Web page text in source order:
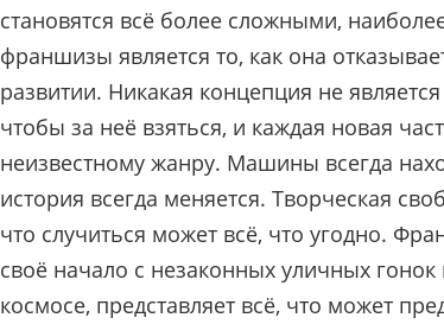
становятся всё более сложными,
франшизы является то, как она
развитии. Никакая концепция не
чтобы за неё взяться, и каждая новая
неизвестному жанру. Машины всегда
история всегда меняется. Творческая
что случиться может всё, что угодно.
своё начало с незаконных уличных гонок
космосе, представляет всё, что может